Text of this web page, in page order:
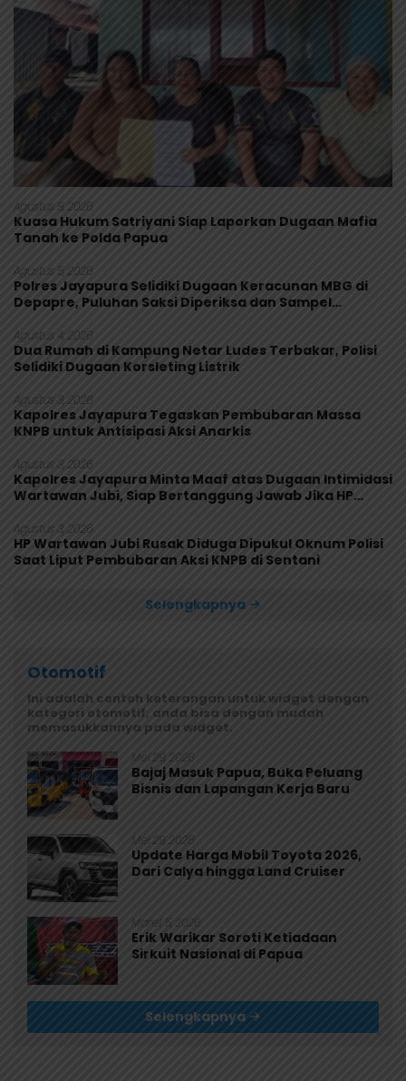
Agustus 8, 2026
Kuasa Hukum Satriyani Siap Laporkan Dugaan Mafia
Tanah ke Polda Papua
Agustus 5, 2026
Polres Jayapura Selidiki Dugaan Keracunan MBG di
Depapre, Puluhan Saksi Diperiksa dan Sampel
Agustus 4, 2026
Dua Rumah di Kampung Netar Ludes Terbakar, Polisi
Selidiki Dugaan Korsleting Listrik
Agustus 3, 2026
Kapolres Jayapura Tegaskan Pembubaran Massa
KNPB untuk Antisipasi Aksi Anarkis
Agustus 3, 2026
Kapolres Jayapura Minta Maaf atas Dugaan Intimidasi
Wartawan Jubi, Siap Bertanggung Jawab Jika HP
Agustus 3, 2026
HP Wartawan Jubi Rusak Diduga Dipukul Oknum Polisi
Saat Liput Pembubaran Aksi KNPB di Sentani
Selengkapnya
Otomotif
Ini adalah contoh keterangan untuk widget dengan
kategori otomotif, anda bisa dengan mudah
memasukkannya pada widget.
Mei 29, 2026
Bajaj Masuk Papua, Buka Peluang
Bisnis dan Lapangan Kerja Baru
Mei 29, 2026
Update Harga Mobil Toyota 2026,
Dari Calya hingga Land Cruiser
Maret 5, 2026
Erik Warikar Soroti Ketiadaan
Sirkuit Nasional di Papua
Selengkapnya